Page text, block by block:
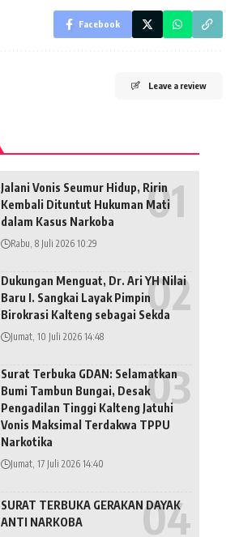
Facebook
Leave a review
Jalani Vonis Seumur Hidup, Ririn
Kembali Dituntut Hukuman Mati
dalam Kasus Narkoba
Rabu, 8 Juli 2026 10:29
Dukungan Menguat, Dr. Ari YH Nilai
Baru I. Sangkai Layak Pimpin
Birokrasi Kalteng sebagai Sekda
Jumat, 10 Juli 2026 14:48
Surat Terbuka GDAN: Selamatkan
Bumi Tambun Bungai, Desak
Pengadilan Tinggi Kalteng Jatuhi
Vonis Maksimal Terdakwa TPPU
Narkotika
Jumat, 17 Juli 2026 14:40
SURAT TERBUKA GERAKAN DAYAK
ANTI NARKOBA